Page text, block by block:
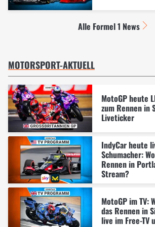
Alle Formel 1 News
MOTORSPORT-AKTUELL
MotoGP heute
zum Rennen in
Liveticker
IndyCar heute
Schumacher:
Rennen in
Stream?
MotoGP im TV:
das Rennen in
live im Free-TV